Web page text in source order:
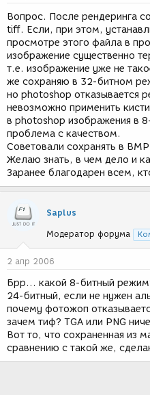
и
я
Вопрос. После рендеринга
tiff. Если, при этом,
просмотре этого файла в
изображение существенно
т.е. изображение уже не
же сохраняю в 32-битном
но photoshop отказывается
невозможно применить
в photoshop изображения в
проблема с качеством.
Советовали сохранять в
Желаю знать, в чем дело и
Заранее благодарен всем,
Saplus
Модератор форума
2 апр 2006
Брр... какой 8-битный
24-битный, если не нужен
почему фотожоп
зачем тиф? TGA или PNG
Вот то, что сохраненная из
сравнению с такой же,